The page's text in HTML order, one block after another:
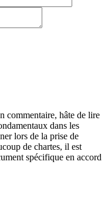
commentaire, hâte de lire
dans les
lors de la prise de
de chartes, il est
spécifique en accord